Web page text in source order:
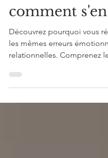
mêmes
comment
Découvrez pourquoi vous
les mêmes erreurs
relationnelles. Comprenez